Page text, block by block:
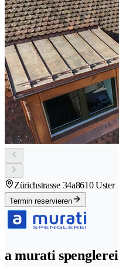
Zürichstrasse 34a8610 Uster
Termin reservieren
a murati spenglerei